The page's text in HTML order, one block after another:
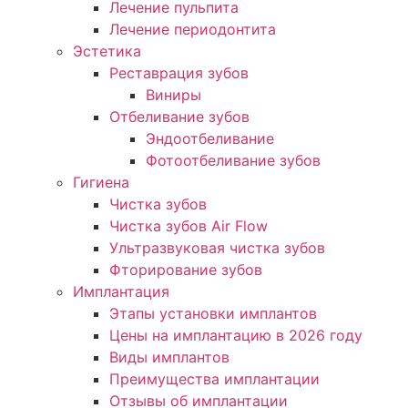
Лечение пульпита
Лечение периодонтита
Эстетика
Реставрация зубов
Виниры
Отбеливание зубов
Эндоотбеливание
Фотоотбеливание зубов
Гигиена
Чистка зубов
Чистка зубов Air Flow
Ультразвуковая чистка зубов
Фторирование зубов
Имплантация
Этапы установки имплантов
Цены на имплантацию в 2026 году
Виды имплантов
Преимущества имплантации
Отзывы об имплантации